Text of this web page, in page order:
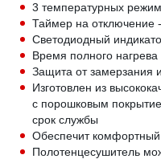
3 температурных
Таймер на отключение
Светодиодный
Время полного
Защита от замерзания
Изготовлен из
с порошковым
срок службы
Обеспечит
Полотенцесушитель